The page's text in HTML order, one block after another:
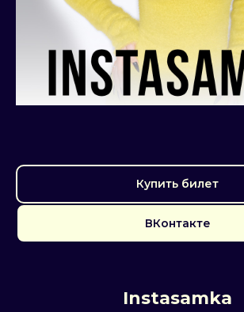
Купить билет
ВКонтакте
Instasamka